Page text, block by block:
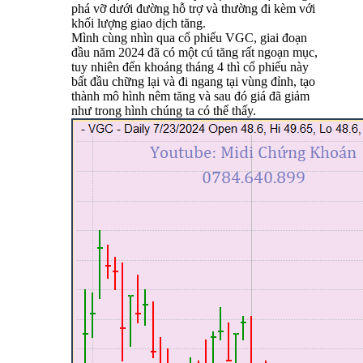
phá vỡ dưới đường hỗ trợ và thường đi kèm với
khối lượng giao dịch tăng.
Mình cùng nhìn qua cổ phiếu VGC, giai đoạn
đầu năm 2024 đã có một cú tăng rất ngoạn mục,
tuy nhiên đến khoảng tháng 4 thì cổ phiếu này
bất đầu chững lại và đi ngang tại vùng đỉnh, tạo
thành mô hình nêm tăng và sau đó giá đã giảm
như trong hình chúng ta có thể thấy.